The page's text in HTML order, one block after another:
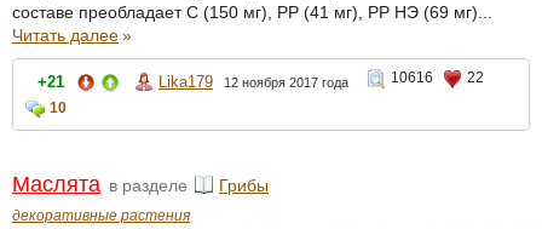
составе преобладает С (150 мг), РР (41 мг), РР НЭ (69 мг)...
Читать далее»
+21 Lika179 12 ноября 2017 года 10616
22
10
Маслята в разделе Грибы
декоративные растения